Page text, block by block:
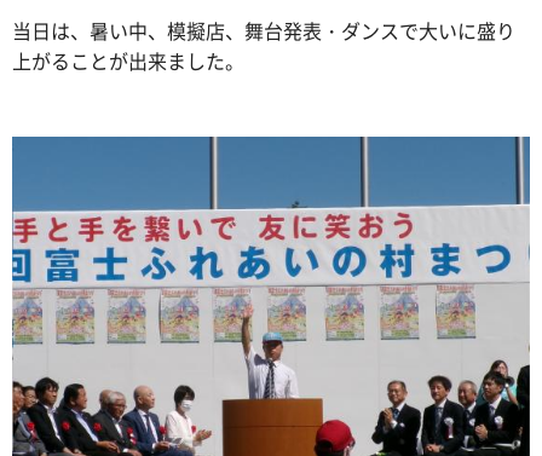
当日は、暑い中、模擬店、舞台発表・ダンスで大いに盛り
上がることが出来ました。